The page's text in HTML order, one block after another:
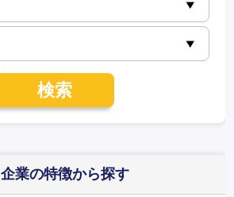
検索
企業の特徴から探す